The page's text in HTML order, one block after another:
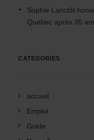
Sophie Lanctôt
Québec après 35
CATEGORIES
accueil
Emploi
Guide